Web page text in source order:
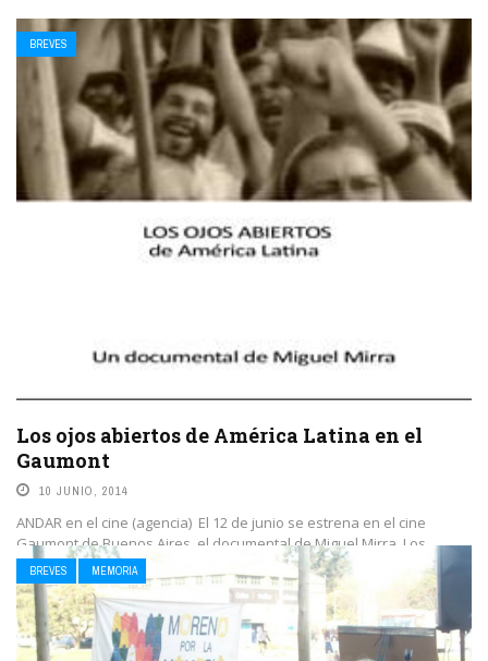
BREVES
Los ojos abiertos de América Latina en el
Gaumont
10 JUNIO, 2014
ANDAR en el cine (agencia) El 12 de junio se estrena en el cine
Gaumont de Buenos Aires, el documental de Miguel Mirra, Los ...
LEE MAS
BREVES MEMORIA